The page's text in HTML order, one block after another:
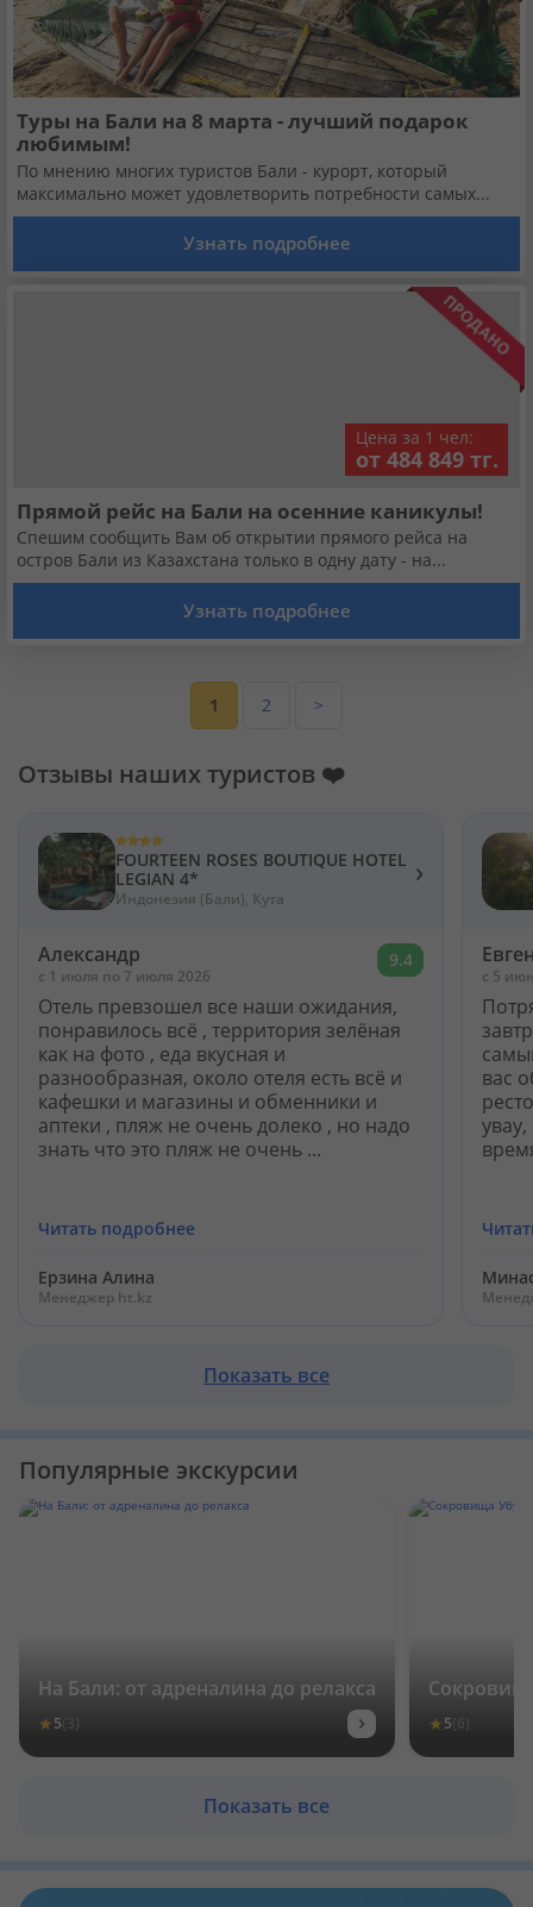
Туры на Бали на 8 марта - лучший подарок
любимым!
По мнению многих туристов Бали - курорт, который
максимально может удовлетворить потребности самых...
Узнать подробнее
Цена за 1 чел:
от 484 849 тг.
Прямой рейс на Бали на осенние каникулы!
Спешим сообщить Вам об открытии прямого рейса на
остров Бали из Казахстана только в одну дату - на...
Узнать подробнее
1 2 >
Отзывы наших туристов ❤️
FOURTEEN ROSES BOUTIQUE HOTEL
LEGIAN 4*
Индонезия (Бали), Кута
›
Александр
c 1 июля по 7 июля 2026
9.4
Отель превзошел все наши ожидания,
понравилось всё , территория зелёная
как на фото , еда вкусная и
разнообразная, около отеля есть всё и
кафешки и магазины и обменники и
аптеки , пляж не очень долеко , но надо
знать что это пляж не очень ...
Читать подробнее
Ерзина Алина
Менеджер ht.kz
c 5
вас
Показать все
Популярные экскурсии
На Бали: от адреналина до релакса
★5 (3) › ★5
Показать все